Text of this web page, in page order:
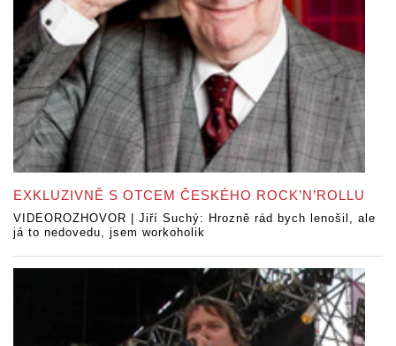
EXKLUZIVNĚ S OTCEM ČESKÉHO ROCK’N’ROLLU
VIDEOROZHOVOR | Jiří Suchý: Hrozně rád bych lenošil, ale
já to nedovedu, jsem workoholik